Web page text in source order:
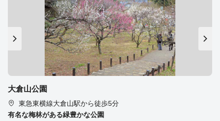
大倉山公園
東急東横線大倉山駅から徒歩5分
有名な梅林がある緑豊かな公園